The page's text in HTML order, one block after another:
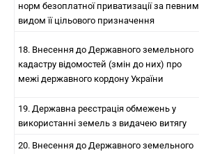
норм безоплатної приватизації за певним
видом її цільового призначення
18. Внесення до Державного земельного
кадастру відомостей (змін до них) про
межі державного кордону України
19. Державна реєстрація обмежень у
використанні земель з видачею витягу
20. Внесення до Державного земельного